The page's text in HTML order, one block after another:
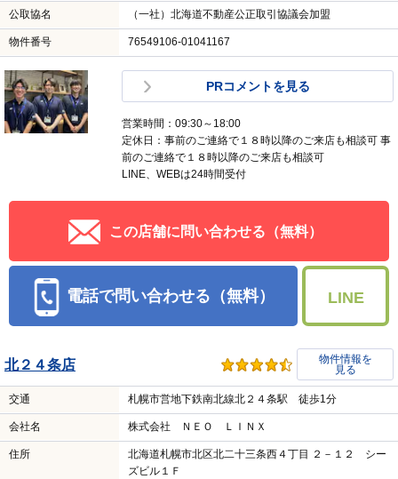
公取協名 （一社）北海道不動産公正取引協議会加盟
物件番号 76549106-01041167
PRコメントを見る
営業時間：09:30～18:00
定休日：事前のご連絡で１８時以降のご来店も相談可 事
前のご連絡で１８時以降のご来店も相談可
LINE、WEBは24時間受付
この店舗に問い合わせる（無料）
電話で問い合わせる（無料） LINE
北２４条店
物件情報を
見る
交通 札幌市営地下鉄南北線北２４条駅 徒歩1分
会社名 株式会社 ＮＥＯ ＬＩＮＸ
住所
北海道札幌市北区北二十三条西４丁目 ２－１２ シー
ズビル１Ｆ